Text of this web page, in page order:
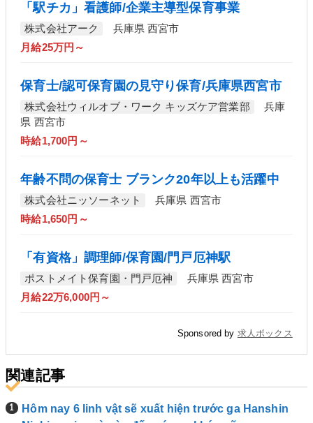
「駅チカ」看護師/企業主導型保育事業
株式会社アーク
兵庫県 西宮市
月給25万円～
保育士/認可保育園の見守り保育/兵庫県西宮市
株式会社ウィルオブ・ワーク キッズケア営業部
兵庫
県 西宮市
時給1,700円～
年齢不問の保育士 ブランク20年以上も活躍中
株式会社ニッソーネット
兵庫県 西宮市
時給1,650円～
「有資格」調理師/保育園/門戸厄神駅
ポストメイト保育園・門戸厄神
兵庫県 西宮市
月給22万6,000円～
Sponsored by 求人ボックス
関連記事
Hôm nay 6 linh vật sẽ xuất hiện trước ga Hanshin